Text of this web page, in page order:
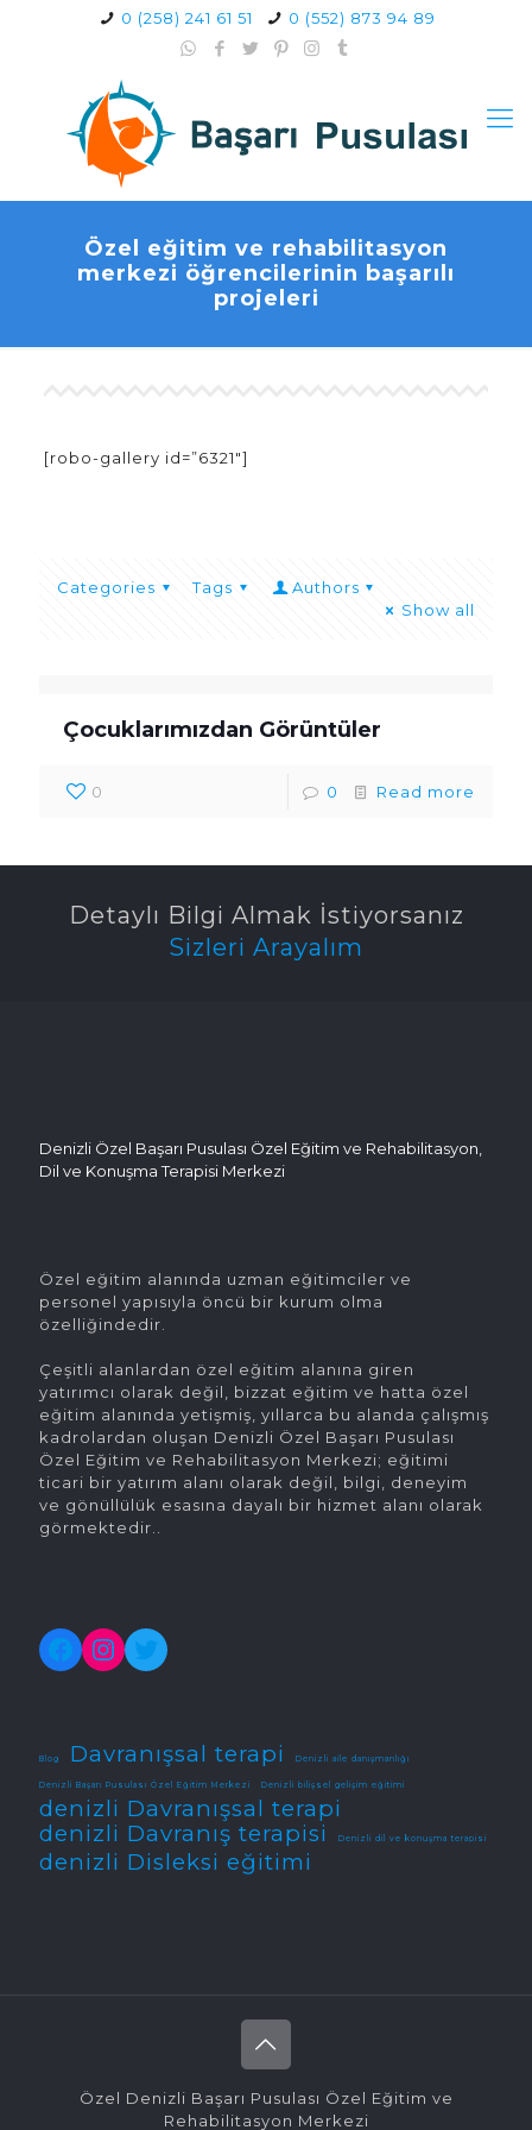
0 (258) 241 61 51 0 (552) 873 94 89
Özel eğitim ve rehabilitasyon
merkezi öğrencilerinin başarılı
projeleri
[robo-gallery id=”6321″]
Categories Tags
Authors
Show all
Çocuklarımızdan Görüntüler
0 0 Read more
Detaylı Bilgi Almak İstiyorsanız
Sizleri Arayalım
Denizli Özel Başarı Pusulası Özel Eğitim ve Rehabilitasyon,
Dil ve Konuşma Terapisi Merkezi
Özel eğitim alanında uzman eğitimciler ve
personel yapısıyla öncü bir kurum olma
özelliğindedir.
Çeşitli alanlardan özel eğitim alanına giren
yatırımcı olarak değil, bizzat eğitim ve hatta özel
eğitim alanında yetişmiş, yıllarca bu alanda çalışmış
kadrolardan oluşan Denizli Özel Başarı Pusulası
Özel Eğitim ve Rehabilitasyon Merkezi; eğitimi
ticari bir yatırım alanı olarak değil, bilgi, deneyim
ve gönüllülük esasına dayalı bir hizmet alanı olarak
görmektedir..
Facebook
Instagram
Twitter
Blog Davranışsal terapi Denizli aile danışmanlığı
Denizli Başarı Pusulası Özel Eğitim Merkezi Denizli bilişsel gelişim eğitimi
denizli Davranışsal terapi
denizli Davranış terapisi
Denizli dil ve konuşma terapisi
denizli Disleksi eğitimi
Özel Denizli Başarı Pusulası Özel Eğitim ve
Rehabilitasyon Merkezi